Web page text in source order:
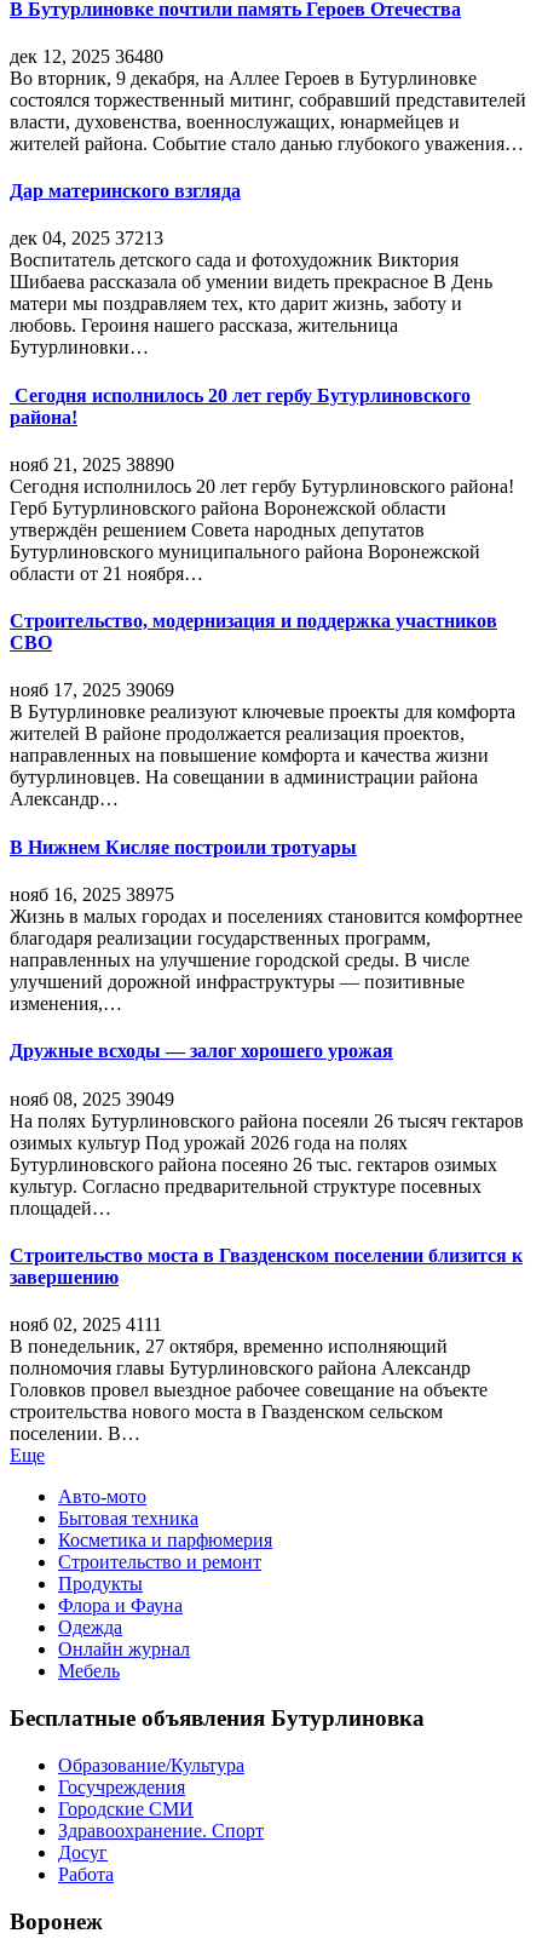
В Бутурлиновке почтили память Героев Отечества
дек 12, 2025 36480
Во вторник, 9 декабря, на Аллее Героев в Бутурлиновке
состоялся торжественный митинг, собравший представителей
власти, духовенства, военнослужащих, юнармейцев и
жителей района. Событие стало данью глубокого уважения…
Дар материнского взгляда
дек 04, 2025 37213
Воспитатель детского сада и фотохудожник Виктория
Шибаева рассказала об умении видеть прекрасное В День
матери мы поздравляем тех, кто дарит жизнь, заботу и
любовь. Героиня нашего рассказа, жительница
Бутурлиновки…
Сегодня исполнилось 20 лет гербу Бутурлиновского
района!
нояб 21, 2025 38890
Сегодня исполнилось 20 лет гербу Бутурлиновского района!
Герб Бутурлиновского района Воронежской области
утверждён решением Совета народных депутатов
Бутурлиновского муниципального района Воронежской
области от 21 ноября…
Строительство, модернизация и поддержка участников
СВО
нояб 17, 2025 39069
В Бутурлиновке реализуют ключевые проекты для комфорта
жителей В районе продолжается реализация проектов,
направленных на повышение комфорта и качества жизни
бутурлиновцев. На совещании в администрации района
Александр…
В Нижнем Кисляе построили тротуары
нояб 16, 2025 38975
Жизнь в малых городах и поселениях становится комфортнее
благодаря реализации государственных программ,
направленных на улучшение городской среды. В числе
улучшений дорожной инфраструктуры — позитивные
изменения,…
Дружные всходы — залог хорошего урожая
нояб 08, 2025 39049
На полях Бутурлиновского района посеяли 26 тысяч гектаров
озимых культур Под урожай 2026 года на полях
Бутурлиновского района посеяно 26 тыс. гектаров озимых
культур. Согласно предварительной структуре посевных
площадей…
Строительство моста в Гвазденском поселении близится к
завершению
нояб 02, 2025 4111
В понедельник, 27 октября, временно исполняющий
полномочия главы Бутурлиновского района Александр
Головков провел выездное рабочее совещание на объекте
строительства нового моста в Гвазденском сельском
поселении. В…
Еще
Авто-мото
Бытовая техника
Косметика и парфюмерия
Строительство и ремонт
Продукты
Флора и Фауна
Одежда
Онлайн журнал
Мебель
Бесплатные объявления Бутурлиновка
Образование/Культура
Госучреждения
Городские СМИ
Здравоохранение. Спорт
Досуг
Работа
Воронеж